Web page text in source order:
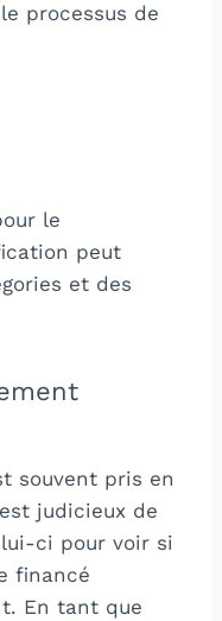
processus de
le
peut
et des
souvent pris en
judicieux de
ci pour voir si
financé
En tant que